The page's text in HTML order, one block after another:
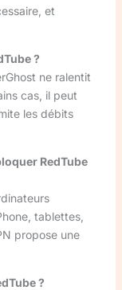
et
?
ne ralentit
cas, il peut
les débits
RedTube
tablettes,
propose une
?